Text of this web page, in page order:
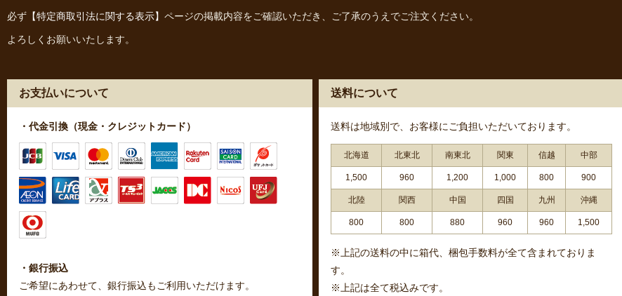
必ず 【特定商取引法に関する表示】 ページの掲載内容をご確認いただき、ご了承のうえでご注文ください。
よろしくお願いいたします。
お支払いについて
・代金引換（現金・クレジットカード）
・銀行振込
ご希望にあわせて、銀行振込もご利用いただけます。
送料について
送料は地域別で、お客様にご負担いただいております。
北海道 北東北 南東北 関東 信越 中部
1,500 960 1,200 1,000 800 900
北陸 関西 中国 四国 九州 沖縄
800 800 880 960 960 1,500
※上記の送料の中に箱代、梱包手数料が全て含まれておりま
す。
※上記は全て税込みです。